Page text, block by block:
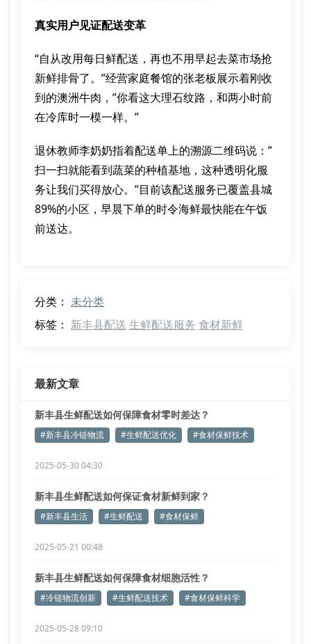
真实用户见证配送变革
“自从改用每日鲜配送，再也不用早起去菜市场抢
新鲜排骨了。”经营家庭餐馆的张老板展示着刚收
到的澳洲牛肉，”你看这大理石纹路，和两小时前
在冷库时一模一样。”
退休教师李奶奶指着配送单上的溯源二维码说：”
扫一扫就能看到蔬菜的种植基地，这种透明化服
务让我们买得放心。”目前该配送服务已覆盖县城
89%的小区，早晨下单的时令海鲜最快能在午饭
前送达。
分类： 未分类
标签： 新丰县配送 生鲜配送服务 食材新鲜
最新文章
新丰县生鲜配送如何保障食材零时差达？
#新丰县冷链物流 #生鲜配送优化 #食材保鲜技术
2025-05-30 04:30
新丰县生鲜配送如何保证食材新鲜到家？
#新丰县生活 #生鲜配送 #食材保鲜
2025-05-21 00:48
新丰县生鲜配送如何保障食材细胞活性？
#冷链物流创新 #生鲜配送技术 #食材保鲜科学
2025-05-28 09:10